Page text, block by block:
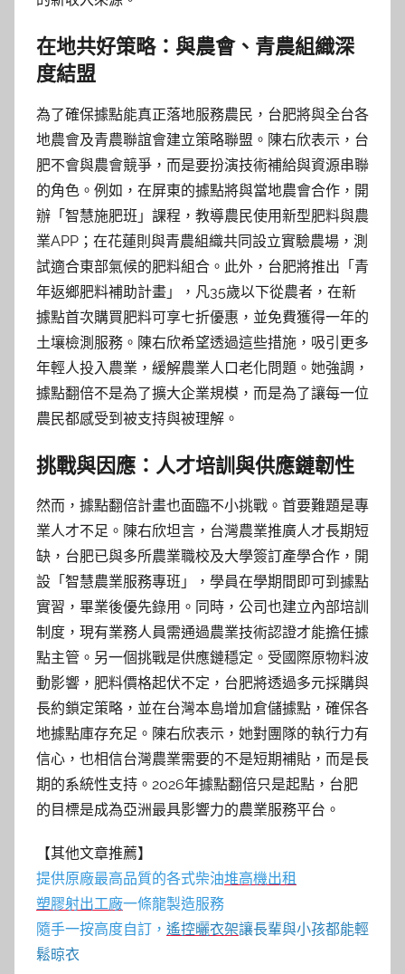
在地共好策略：與農會、青農組織深
度結盟
為了確保據點能真正落地服務農民，台肥將與全台各
地農會及青農聯誼會建立策略聯盟。陳右欣表示，台
肥不會與農會競爭，而是要扮演技術補給與資源串聯
的角色。例如，在屏東的據點將與當地農會合作，開
辦「智慧施肥班」課程，教導農民使用新型肥料與農
業APP；在花蓮則與青農組織共同設立實驗農場，測
試適合東部氣候的肥料組合。此外，台肥將推出「青
年返鄉肥料補助計畫」，凡35歲以下從農者，在新
據點首次購買肥料可享七折優惠，並免費獲得一年的
土壤檢測服務。陳右欣希望透過這些措施，吸引更多
年輕人投入農業，緩解農業人口老化問題。她強調，
據點翻倍不是為了擴大企業規模，而是為了讓每一位
農民都感受到被支持與被理解。
挑戰與因應：人才培訓與供應鏈韌性
然而，據點翻倍計畫也面臨不小挑戰。首要難題是專
業人才不足。陳右欣坦言，台灣農業推廣人才長期短
缺，台肥已與多所農業職校及大學簽訂產學合作，開
設「智慧農業服務專班」，學員在學期間即可到據點
實習，畢業後優先錄用。同時，公司也建立內部培訓
制度，現有業務人員需通過農業技術認證才能擔任據
點主管。另一個挑戰是供應鏈穩定。受國際原物料波
動影響，肥料價格起伏不定，台肥將透過多元採購與
長約鎖定策略，並在台灣本島增加倉儲據點，確保各
地據點庫存充足。陳右欣表示，她對團隊的執行力有
信心，也相信台灣農業需要的不是短期補貼，而是長
期的系統性支持。2026年據點翻倍只是起點，台肥
的目標是成為亞洲最具影響力的農業服務平台。
【其他文章推薦】
提供原廠最高品質的各式柴油堆高機出租
塑膠射出工廠一條龍製造服務
隨手一按高度自訂， 遙控曬衣架讓長輩與小孩都能輕
鬆晾衣